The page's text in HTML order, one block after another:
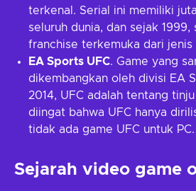
terkenal. Serial ini memiliki
seluruh dunia, dan sejak 1999,
franchise terkemuka dari jenis
EA Sports UFC. Game yang
dikembangkan oleh divisi EA
2014, UFC adalah tentang
diingat bahwa UFC hanya
tidak ada game UFC untuk PC.
Sejarah video game